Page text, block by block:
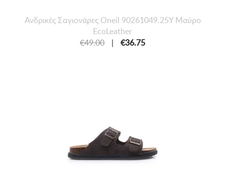
Ανδρικές Σαγιονάρες Oneil 90261049.25Y Μαύρο
EcoLeather
€49.00
| €36.75